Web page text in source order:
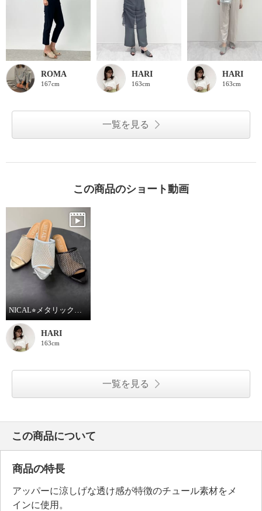
ROMA
167cm
HARI
163cm
HARI
163cm
一覧を見る
この商品のショート動画
HARI
163cm
一覧を見る
この商品について
商品の特長
アッパーに涼しげな透け感が特徴のチュール素材をメ
インに使用。